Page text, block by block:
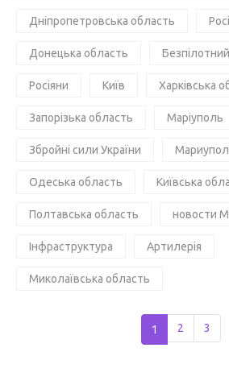
Дніпропетровська область
Донецька область
Росіяни Київ Харківська
Запорізька область Маріуполь
Збройні сили України
Одеська область Київська
Полтавська область новости
Інфраструктура Артилерія
Миколаївська область
1 2 3